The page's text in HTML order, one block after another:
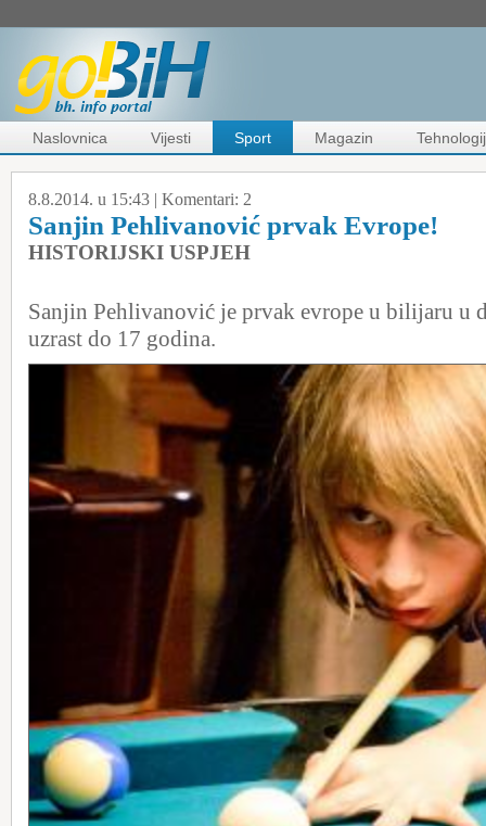
Naslovnica Vijesti Sport Magazin
8.8.2014. u 15:43 | Komentari: 2
Sanjin Pehlivanović prvak Evrope!
HISTORIJSKI USPJEH
Sanjin Pehlivanović je prvak evrope u bilijaru u
uzrast do 17 godina.